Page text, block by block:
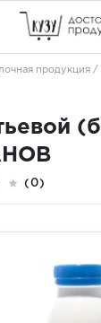
продукция
(0)